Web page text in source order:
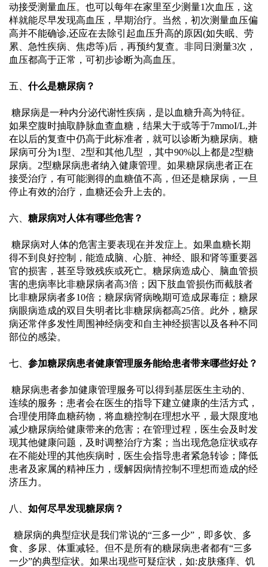
作
健
宣
教
科
教
学
院
务
公
开
护
理
投
动接受测量血压。也可以每年在家里至少测量1次血压，这
样就能尽早发现高血压，早期治疗。当然，初次测量血压偏
高并不能确诊,还应在去除引起血压升高的原因(如失眠、劳
累、急性疾病、焦虑等)后，再预约复查。非同日测量3次，
血压都高于正常，可初步诊断为高血压。
五、 什么是糖尿病？
糖尿病是一种内分泌代谢性疾病，是以血糖升高为特征。
如果空腹时抽取静脉血查血糖，结果大于或等于7mmoI/L,并
在以后的复查中仍高于此标准者，就可以诊断为糖尿病。糖
尿病可分为1型、2型和其他几型 ，其中90%以上都是2型糖
尿病。2型糖尿病患者纳入健康管理。如果糖尿病患者正在
接受治疗，有可能测得的血糖值不高，但还是糖尿病，一旦
停止有效的治疗，血糖还会升上去的。
六、 糖尿病对人体有哪些危害？
糖尿病对人体的危害主要表现在并发症上。如果血糖长期
得不到良好控制，能造成脑、心脏、神经、眼和肾等重要器
官的损害，甚至导致残疾或死亡。糖尿病造成心、脑血管损
害的患病率比非糖尿病者高3倍；因下肢血管损伤而截肢者
比非糖尿病者多10倍；糖尿病肾病晚期可造成尿毒症；糖尿
病眼病造成的双目失明者比非糖尿病都高25倍。此外，糖尿
病还常伴多发性周围神经病变和自主神经损害以及各种不同
部位的感染。
七、 参加糖尿病患者健康管理服务能给患者带来哪些好处？
糖尿病患者参加健康管理服务可以得到基层医生主动的、
连续的服务；患者会在医生的指导下建立健康的生活方式，
合理使用降血糖药物，将血糖控制在理想水平，最大限度地
减少糖尿病给健康带来的危害；在管理过程，医生会及时发
现其他健康问题，及时调整治疗方案；当出现危急症状或存
在不能处理的其他疾病时，医生会指导患者紧急转诊；降低
患者及家属的精神压力，缓解因病情控制不理想而造成的经
济压力。
八、 如何尽早发现糖尿病？
糖尿病的典型症状是我们常说的“三多一少”，即多饮、多
食、多尿、体重减轻。但不是所有的糖尿病患者都有“三多
一少”的典型症状。如果出现些可疑症状，如:皮肤瘙痒
饥